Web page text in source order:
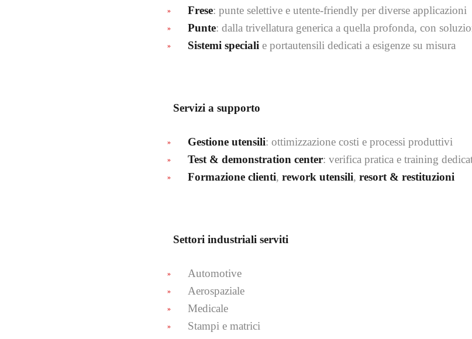
Frese: punte selettive e utente-friendly per diverse applicazioni
Punte: dalla trivellatura generica a quella profonda, con
Sistemi speciali e portautensili dedicati a esigenze su misura
Servizi a supporto
Gestione utensili: ottimizzazione costi e processi produttivi
Test & demonstration center: verifica pratica e training
Formazione clienti,rework utensili,resort & restituzioni
Settori industriali serviti
Automotive
Aerospaziale
Medicale
Stampi e matrici